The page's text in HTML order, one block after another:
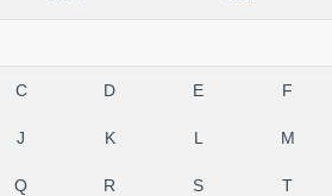
C D E F
J K L M
Q R S T